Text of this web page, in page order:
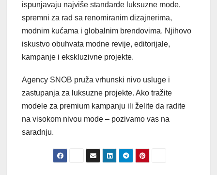
ispunjavaju najviše standarde luksuzne mode,
spremni za rad sa renomiranim dizajnerima,
modnim kućama i globalnim brendovima. Njihovo
iskustvo obuhvata modne revije, editorijale,
kampanje i ekskluzivne projekte.
Agency SNOB pruža vrhunski nivo usluge i
zastupanja za luksuzne projekte. Ako tražite
modele za premium kampanju ili želite da radite
na visokom nivou mode – pozivamo vas na
saradnju.